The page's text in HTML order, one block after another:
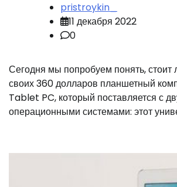
pristroykin_
11 декабря 2022
0
Сегодня мы попробуем понять, стоит
своих 360 долларов планшетный
Tablet PC, который поставляется с
операционными системами: этот